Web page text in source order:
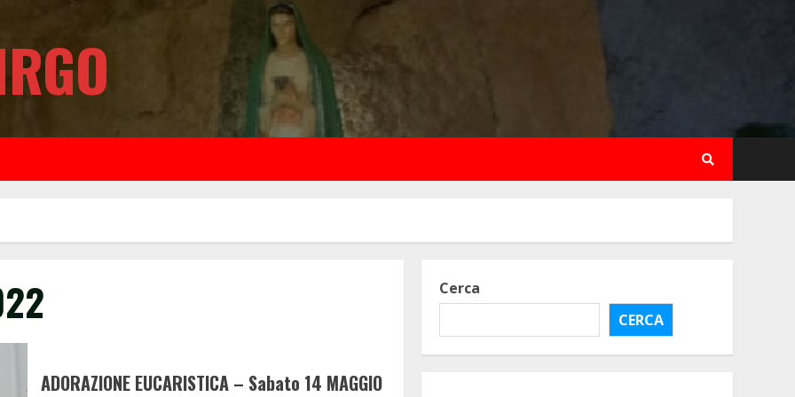
ADORAZIONE EUCARISTICA – Sabato 14 MAGGIO
Cerca
CERCA